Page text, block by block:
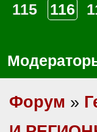
115
116
Форум »